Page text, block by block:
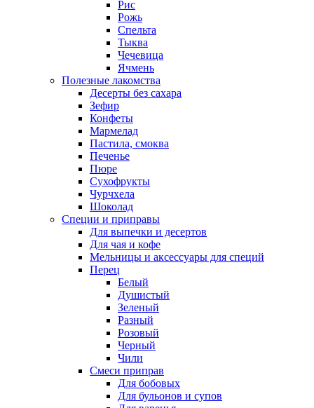
Рис
Рожь
Спельта
Тыква
Чечевица
Ячмень
Полезные лакомства
Десерты без сахара
Зефир
Конфеты
Мармелад
Пастила, смоква
Печенье
Пюре
Сухофрукты
Чурчхела
Шоколад
Специи и приправы
Для выпечки и десертов
Для чая и кофе
Мельницы и аксессуары для специй
Перец
Белый
Душистый
Зеленый
Разный
Розовый
Черный
Чили
Смеси приправ
Для бобовых
Для бульонов и супов